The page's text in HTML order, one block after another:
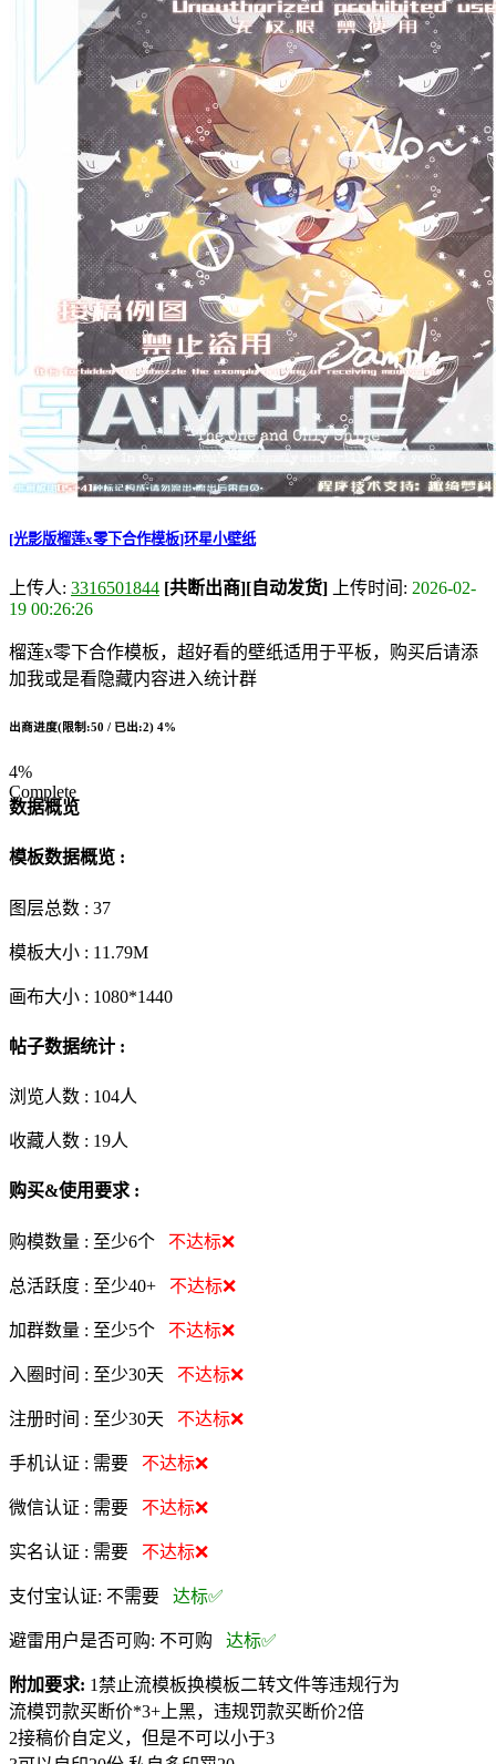
[光影版榴莲x零下合作模板]环星小壁纸
上传人: 3316501844 [共断出商][自动发货] 上传时间: 2026-02-
19 00:26:26
榴莲x零下合作模板，超好看的壁纸适用于平板，购买后请添
加我或是看隐藏内容进入统计群
出商进度(限制:50 / 已出:2) 4%
4%
Complete
数据概览
模板数据概览 :
图层总数 : 37
模板大小 : 11.79M
画布大小 : 1080*1440
帖子数据统计 :
浏览人数 : 104人
收藏人数 : 19人
购买&使用要求 :
购模数量 : 至少6个 不达标❌
总活跃度 : 至少40+ 不达标❌
加群数量 : 至少5个 不达标❌
入圈时间 : 至少30天 不达标❌
注册时间 : 至少30天 不达标❌
手机认证 : 需要 不达标❌
微信认证 : 需要 不达标❌
实名认证 : 需要 不达标❌
支付宝认证: 不需要 达标✅
避雷用户是否可购: 不可购 达标✅
附加要求: 1禁止流模板换模板二转文件等违规行为
流模罚款买断价*3+上黑，违规罚款买断价2倍
2接稿价自定义，但是不可以小于3